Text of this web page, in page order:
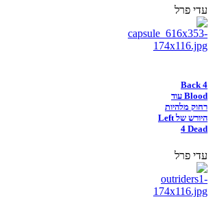
עדי פרל
Back 4
Blood עוד
רחוק מלהיות
היורש של Left
4 Dead
עדי פרל